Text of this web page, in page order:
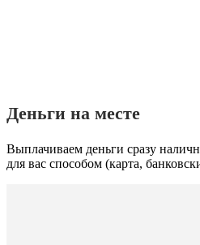
Деньги на месте
Выплачиваем деньги сразу
для вас способом (карта,